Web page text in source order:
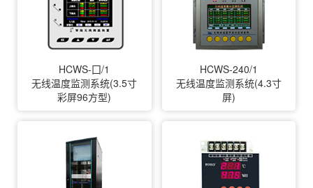
HCWS-囗/1
无线温度监测系统(3.5寸
彩屏96方型)
HCWS-240/1
无线温度监测系统(4.3寸
屏)